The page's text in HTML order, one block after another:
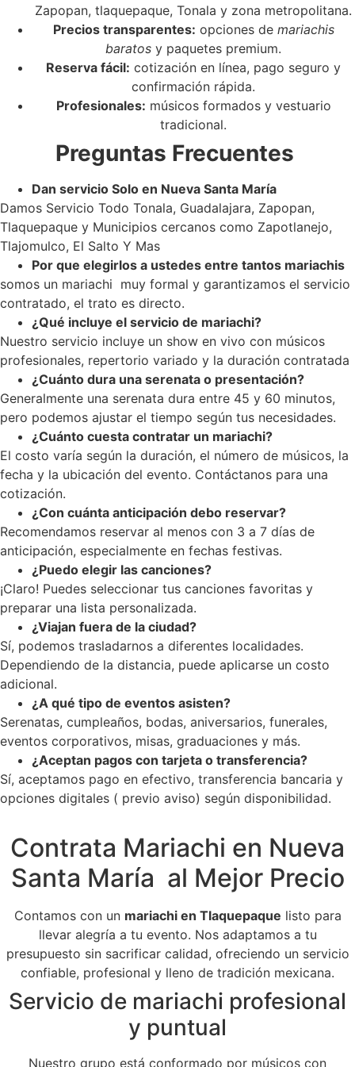
Zapopan, tlaquepaque, Tonala y zona metropolitana.
Precios transparentes: opciones de mariachis
baratos y paquetes premium.
Reserva fácil: cotización en línea, pago seguro y
confirmación rápida.
Profesionales: músicos formados y vestuario
tradicional.
Preguntas Frecuentes
Dan servicio Solo en Nueva Santa María
Damos Servicio Todo Tonala, Guadalajara, Zapopan,
Tlaquepaque y Municipios cercanos como Zapotlanejo,
Tlajomulco, El Salto Y Mas
Por que elegirlos a ustedes entre tantos mariachis
somos un mariachi muy formal y garantizamos el servicio
contratado, el trato es directo.
¿Qué incluye el servicio de mariachi?
Nuestro servicio incluye un show en vivo con músicos
profesionales, repertorio variado y la duración contratada
¿Cuánto dura una serenata o presentación?
Generalmente una serenata dura entre 45 y 60 minutos,
pero podemos ajustar el tiempo según tus necesidades.
¿Cuánto cuesta contratar un mariachi?
El costo varía según la duración, el número de músicos, la
fecha y la ubicación del evento. Contáctanos para una
cotización.
¿Con cuánta anticipación debo reservar?
Recomendamos reservar al menos con 3 a 7 días de
anticipación, especialmente en fechas festivas.
¿Puedo elegir las canciones?
¡Claro! Puedes seleccionar tus canciones favoritas y
preparar una lista personalizada.
¿Viajan fuera de la ciudad?
Sí, podemos trasladarnos a diferentes localidades.
Dependiendo de la distancia, puede aplicarse un costo
adicional.
¿A qué tipo de eventos asisten?
Serenatas, cumpleaños, bodas, aniversarios, funerales,
eventos corporativos, misas, graduaciones y más.
¿Aceptan pagos con tarjeta o transferencia?
Sí, aceptamos pago en efectivo, transferencia bancaria y
opciones digitales ( previo aviso) según disponibilidad.
Contrata Mariachi en Nueva
Santa María al Mejor Precio
Contamos con un mariachi en Tlaquepaque listo para
llevar alegría a tu evento. Nos adaptamos a tu
presupuesto sin sacrificar calidad, ofreciendo un servicio
confiable, profesional y lleno de tradición mexicana.
Servicio de mariachi profesional
y puntual
Nuestro grupo está conformado por músicos con